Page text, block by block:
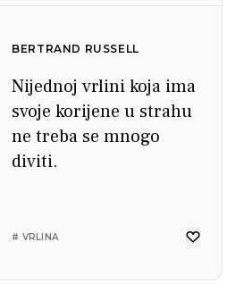
BERTRAND RUSSELL
Nijednoj vrlini koja ima
svoje korijene u strahu
ne treba se mnogo
diviti.
# VRLINA